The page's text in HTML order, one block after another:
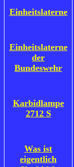
Einheitslaterne
Einheitslaterne
der
Bundeswehr
Karbidlampe
2712 S
Was ist
eigentlich